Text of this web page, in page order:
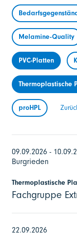
Melamine-Quality
PVC-Platten
Thermoplastische
proHPL
09.09.2026 -
Burgrieden
Thermoplastische
Fachgruppe
22.09.2026